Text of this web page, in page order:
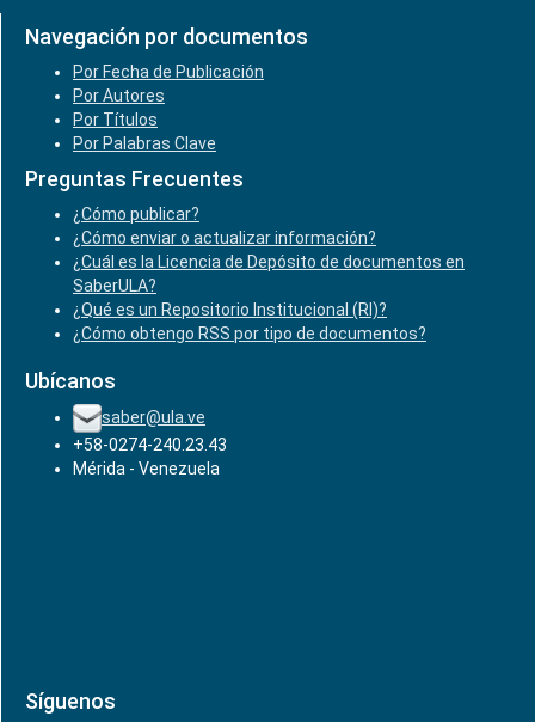
Navegación por documentos
Por Fecha de Publicación
Por Autores
Por Títulos
Por Palabras Clave
Preguntas Frecuentes
¿Cómo publicar?
¿Cómo enviar o actualizar información?
¿Cuál es la Licencia de Depósito de documentos en
SaberULA?
¿Qué es un Repositorio Institucional (RI)?
¿Cómo obtengo RSS por tipo de documentos?
Ubícanos
saber@ula.ve
+58-0274-240.23.43
Mérida - Venezuela
Síguenos